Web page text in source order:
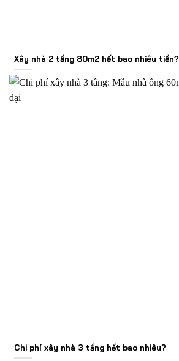
Xây nhà 2 tầng 80m2 hết bao nhiêu tiền?
Chi phí xây nhà 3 tầng hết bao nhiêu?